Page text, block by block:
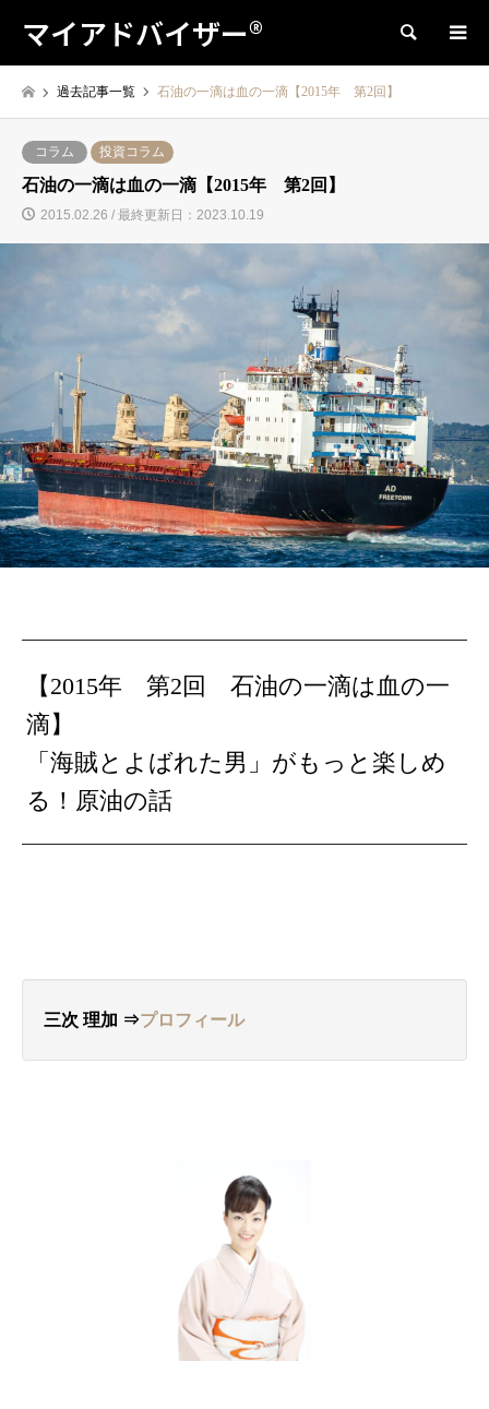
マイアドバイザー® 検索
過去記事一覧 石油の一滴は血の一滴【2015年 第2回】
コラム 投資コラム
石油の一滴は血の一滴【2015年 第2回】
2015.02.26 / 最終更新日：2023.10.19
【2015年 第2回 石油の一滴は血の一
滴】
「海賊とよばれた男」がもっと楽しめ
る！原油の話
三次 理加 ⇒プロフィール